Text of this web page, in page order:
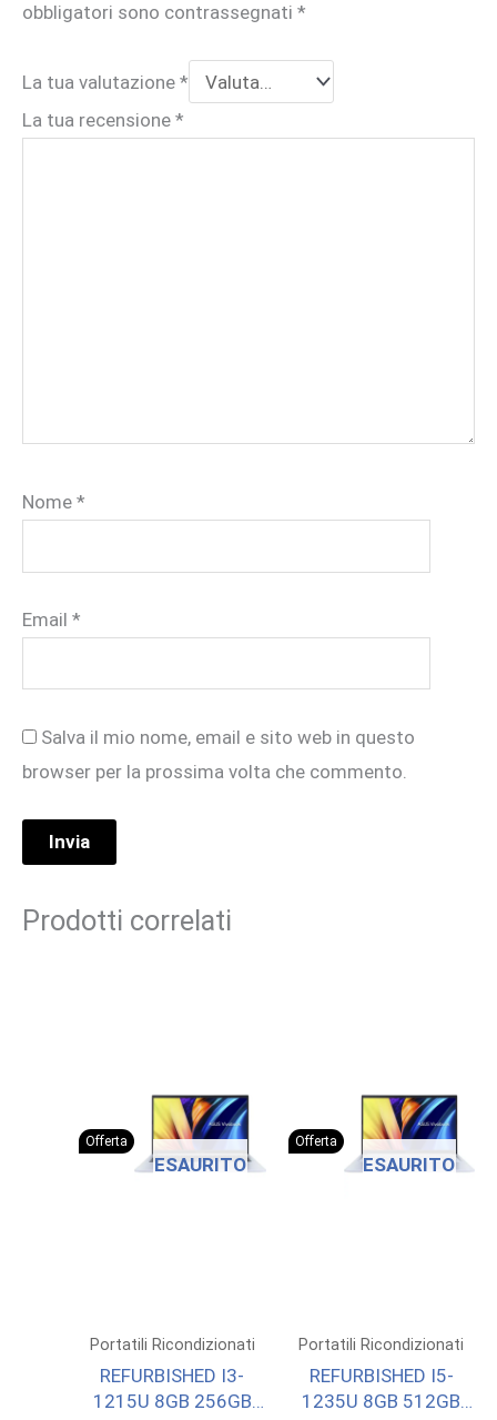
obbligatori sono contrassegnati *
La tua valutazione *
La tua recensione *
Nome *
Email *
Salva il mio nome, email e sito web in questo
browser per la prossima volta che commento.
Prodotti correlati
Offerta
ESAURITO
Portatili Ricondizionati
REFURBISHED I3-
1215U 8GB 256GB
Offerta
ESAURITO
Portatili Ricondizionati
REFURBISHED I5-
1235U 8GB 512GB